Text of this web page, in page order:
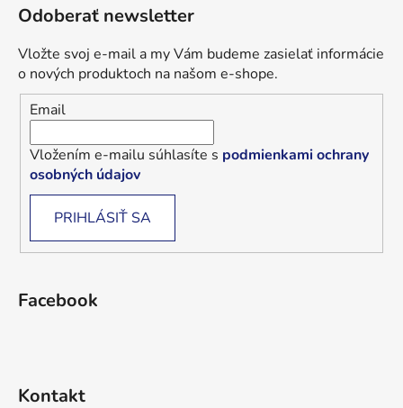
Odoberať newsletter
Vložte svoj e-mail a my Vám budeme zasielať informácie
o nových produktoch na našom e-shope.
Email
Vložením e-mailu súhlasíte s podmienkami ochrany
osobných údajov
PRIHLÁSIŤ SA
Facebook
Kontakt